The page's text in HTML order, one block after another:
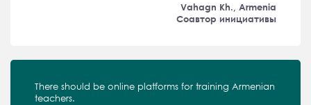
Vahagn Kh., Armenia
Соавтор инициативы
There should be online platforms for training Armenian
teachers.